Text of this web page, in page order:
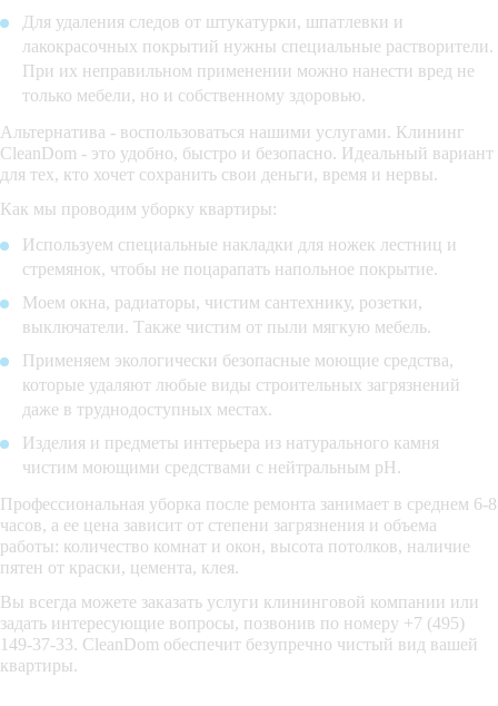
Для удаления следов от штукатурки, шпатлевки и
лакокрасочных покрытий нужны специальные растворители.
При их неправильном применении можно нанести вред не
только мебели, но и собственному здоровью.
Альтернатива - воспользоваться нашими услугами. Клининг
CleanDom - это удобно, быстро и безопасно. Идеальный вариант
для тех, кто хочет сохранить свои деньги, время и нервы.
Как мы проводим уборку квартиры:
Используем специальные накладки для ножек лестниц и
стремянок, чтобы не поцарапать напольное покрытие.
Моем окна, радиаторы, чистим сантехнику, розетки,
выключатели. Также чистим от пыли мягкую мебель.
Применяем экологически безопасные моющие средства,
которые удаляют любые виды строительных загрязнений
даже в труднодоступных местах.
Изделия и предметы интерьера из натурального камня
чистим моющими средствами с нейтральным pH.
Профессиональная уборка после ремонта занимает в среднем 6-8
часов, а ее цена зависит от степени загрязнения и объема
работы: количество комнат и окон, высота потолков, наличие
пятен от краски, цемента, клея.
Вы всегда можете заказать услуги клининговой компании или
задать интересующие вопросы, позвонив по номеру +7 (495)
149-37-33. CleanDom обеспечит безупречно чистый вид вашей
квартиры.